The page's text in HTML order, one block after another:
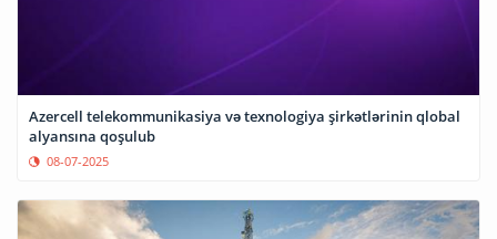
Azercell telekommunikasiya və texnologiya şirkətlərinin qlobal
alyansına qoşulub
08-07-2025